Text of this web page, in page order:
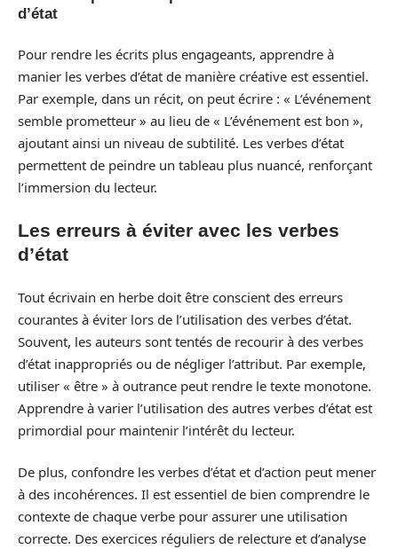
d’état
Pour rendre les écrits plus engageants, apprendre à
manier les verbes d’état de manière créative est essentiel.
Par exemple, dans un récit, on peut écrire : « L’événement
semble prometteur » au lieu de « L’événement est bon »,
ajoutant ainsi un niveau de subtilité. Les verbes d’état
permettent de peindre un tableau plus nuancé, renforçant
l’immersion du lecteur.
Les erreurs à éviter avec les verbes
d’état
Tout écrivain en herbe doit être conscient des erreurs
courantes à éviter lors de l’utilisation des verbes d’état.
Souvent, les auteurs sont tentés de recourir à des verbes
d’état inappropriés ou de négliger l’attribut. Par exemple,
utiliser « être » à outrance peut rendre le texte monotone.
Apprendre à varier l’utilisation des autres verbes d’état est
primordial pour maintenir l’intérêt du lecteur.
De plus, confondre les verbes d’état et d’action peut mener
à des incohérences. Il est essentiel de bien comprendre le
contexte de chaque verbe pour assurer une utilisation
correcte. Des exercices réguliers de relecture et d’analyse